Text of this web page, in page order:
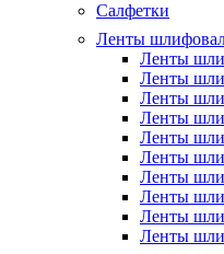
Салфетки
Ленты
Ленты
Ленты
Ленты
Ленты
Ленты
Ленты
Ленты
Ленты
Ленты
Ленты